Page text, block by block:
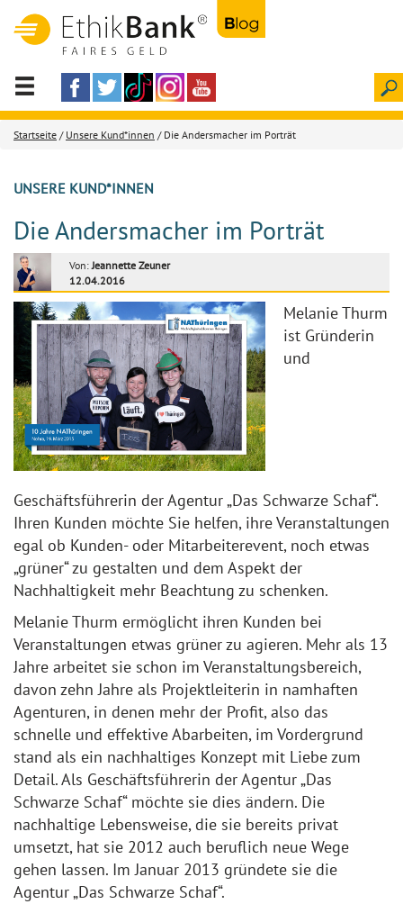
Startseite / Unsere Kund*innen / Die Andersmacher im Porträt
UNSERE KUND*INNEN
Die Andersmacher im Porträt
Von:Jeannette Zeuner
12.04.2016
Melanie Thurm
ist Gründerin
und
Geschäftsführerin der Agentur „Das Schwarze Schaf“.
Ihren Kunden möchte Sie helfen, ihre Veranstaltungen
egal ob Kunden- oder Mitarbeiterevent, noch etwas
„grüner“ zu gestalten und dem Aspekt der
Nachhaltigkeit mehr Beachtung zu schenken.
Melanie Thurm ermöglicht ihren Kunden bei
Veranstaltungen etwas grüner zu agieren. Mehr als 13
Jahre arbeitet sie schon im Veranstaltungsbereich,
davon zehn Jahre als Projektleiterin in namhaften
Agenturen, in denen mehr der Profit, also das
schnelle und effektive Abarbeiten, im Vordergrund
stand als ein nachhaltiges Konzept mit Liebe zum
Detail. Als Geschäftsführerin der Agentur „Das
Schwarze Schaf“ möchte sie dies ändern. Die
nachhaltige Lebensweise, die sie bereits privat
umsetzt, hat sie 2012 auch beruflich neue Wege
gehen lassen. Im Januar 2013 gründete sie die
Agentur „Das Schwarze Schaf“.